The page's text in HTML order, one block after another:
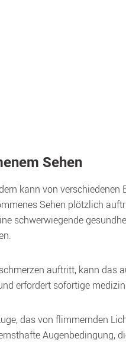
Sehen
kann von
Sehen plötzlich
schwerwiegende
auftritt, kann das
erfordert sofortige
das von flimmernden
Augenbedingung,